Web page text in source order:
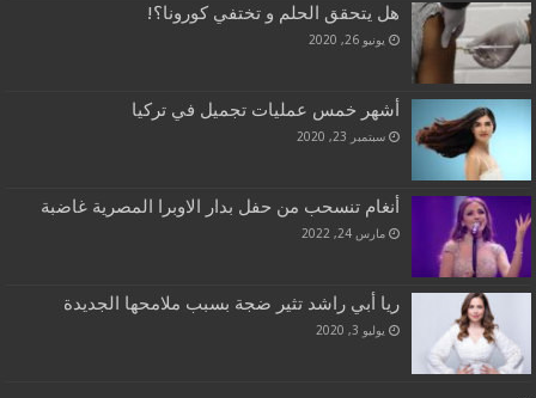
هل يتحقق الحلم و تختفي كورونا؟!
يونيو 26, 2020
أشهر خمس عمليات تجميل في تركيا
سبتمبر 23, 2020
أنغام تنسحب من حفل بدار الاوبرا المصرية غاضبة
مارس 24, 2022
ريا أبي راشد تثير ضجة بسبب ملامحها الجديدة
يوليو 3, 2020